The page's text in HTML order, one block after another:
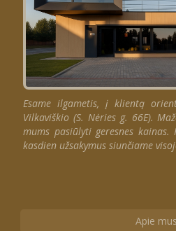
Esame ilgametis, į klientą
Vilkaviškio (S. Nėries g. 66E).
mums pasiūlyti geresnes
kasdien užsakymus siunčiame
Apie mus